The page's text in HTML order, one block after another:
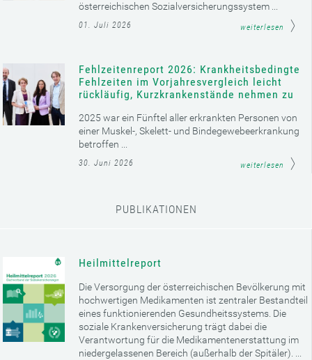
österreichischen Sozialversicherungssystem ...
01. Juli 2026 weiterlesen
Fehlzeitenreport 2026: Krankheitsbedingte
Fehlzeiten im Vorjahresvergleich leicht
rückläufig, Kurzkrankenstände nehmen zu
2025 war ein Fünftel aller erkrankten Personen von
einer Muskel-, Skelett- und Bindegewebeerkrankung
betroffen ...
30. Juni 2026 weiterlesen
PUBLIKATIONEN
Heilmittelreport
Die Versorgung der österreichischen Bevölkerung mit
hochwertigen Medikamenten ist zentraler Bestandteil
eines funktionierenden Gesundheitssystems. Die
soziale Krankenversicherung trägt dabei die
Verantwortung für die Medikamentenerstattung im
niedergelassenen Bereich (außerhalb der Spitäler). ...